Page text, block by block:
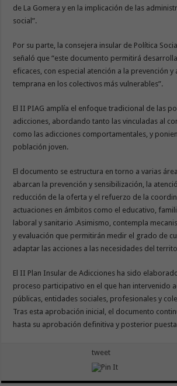
de La Gomera y en la implicación de las
social”.
Por su parte, la consejera insular de Política
señaló que “este documento permitirá
eficaces, con especial atención a la prevención y
temprana en los colectivos más vulnerables”.
El II PIAG amplía el enfoque tradicional de las
adicciones, abordando tanto las vinculadas al
como las adicciones comportamentales, y
población joven.
El documento se estructura en torno a varias
abarcan la prevención y sensibilización, la
reducción de la oferta y el refuerzo de la
actuaciones en ámbitos como el educativo,
laboral y sanitario .Asimismo, contempla
y evaluación que permitirán medir el grado de
adaptar las acciones a las necesidades del
El II Plan Insular de Adicciones ha sido
proceso participativo en el que han intervenido
públicas, entidades sociales, profesionales y
Tras esta aprobación inicial, el documento
hasta su aprobación definitiva y posterior
tweet